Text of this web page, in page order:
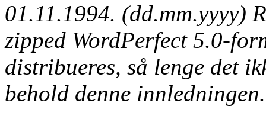
01.11.1994. (dd.mm.yyyy)
zipped WordPerfect 5.0-
distribueres, så lenge det
behold denne innledningen.